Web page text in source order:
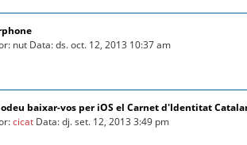
nut Data: ds. oct. 12, 2013 10:37 am
baixar-vos per iOS el Carnet d'Identitat
cicat Data: dj. set. 12, 2013 3:49 pm